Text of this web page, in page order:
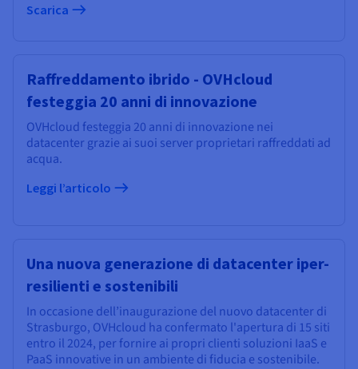
Scarica
Raffreddamento ibrido - OVHcloud
festeggia 20 anni di innovazione
OVHcloud festeggia 20 anni di innovazione nei
datacenter grazie ai suoi server proprietari raffreddati ad
acqua.
Leggi l’articolo
Una nuova generazione di datacenter iper-
resilienti e sostenibili
In occasione dell’inaugurazione del nuovo datacenter di
Strasburgo, OVHcloud ha confermato l'apertura di 15 siti
entro il 2024, per fornire ai propri clienti soluzioni IaaS e
PaaS innovative in un ambiente di fiducia e sostenibile.